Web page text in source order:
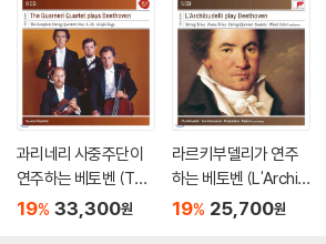
과리네리 사중주단이
연주하는 베토벤 (The
Guarneri Quartet Pla
19% 33,300원
라르키부델리가 연주
하는 베토벤 (L'Archib
udelli Play Beethove
19% 25,700원